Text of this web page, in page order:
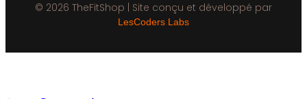
© 2026 TheFitShop | Site conçu et développé par
LesCoders Labs